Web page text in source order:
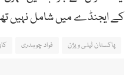
کے ایجنڈے میں شامل نہیں
پاکستان ٹیلی ویژن فواد چوہدری